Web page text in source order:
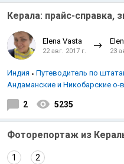
Керала: прайс-справка,
Elena Vasta
22 авг. 2017 г. 23
Индия Путеводитель по
Андаманские и Никобарские о-
2 5235
Фоторепортаж из
1 2